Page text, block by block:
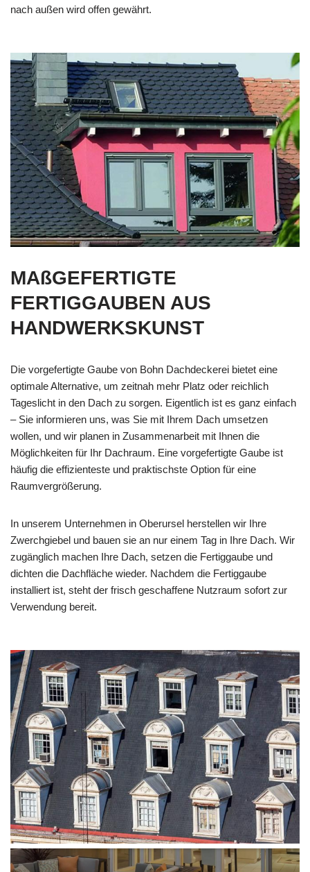
nach außen wird offen gewährt.
MAßGEFERTIGTE
FERTIGGAUBEN AUS
HANDWERKSKUNST
Die vorgefertigte Gaube von Bohn Dachdeckerei bietet eine
optimale Alternative, um zeitnah mehr Platz oder reichlich
Tageslicht in den Dach zu sorgen. Eigentlich ist es ganz einfach
– Sie informieren uns, was Sie mit Ihrem Dach umsetzen
wollen, und wir planen in Zusammenarbeit mit Ihnen die
Möglichkeiten für Ihr Dachraum. Eine vorgefertigte Gaube ist
häufig die effizienteste und praktischste Option für eine
Raumvergrößerung.
In unserem Unternehmen in Oberursel herstellen wir Ihre
Zwerchgiebel und bauen sie an nur einem Tag in Ihre Dach. Wir
zugänglich machen Ihre Dach, setzen die Fertiggaube und
dichten die Dachfläche wieder. Nachdem die Fertiggaube
installiert ist, steht der frisch geschaffene Nutzraum sofort zur
Verwendung bereit.